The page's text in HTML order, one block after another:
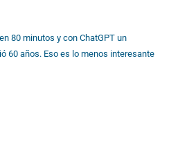
80 minutos y con ChatGPT un
60 años. Eso es lo menos interesante